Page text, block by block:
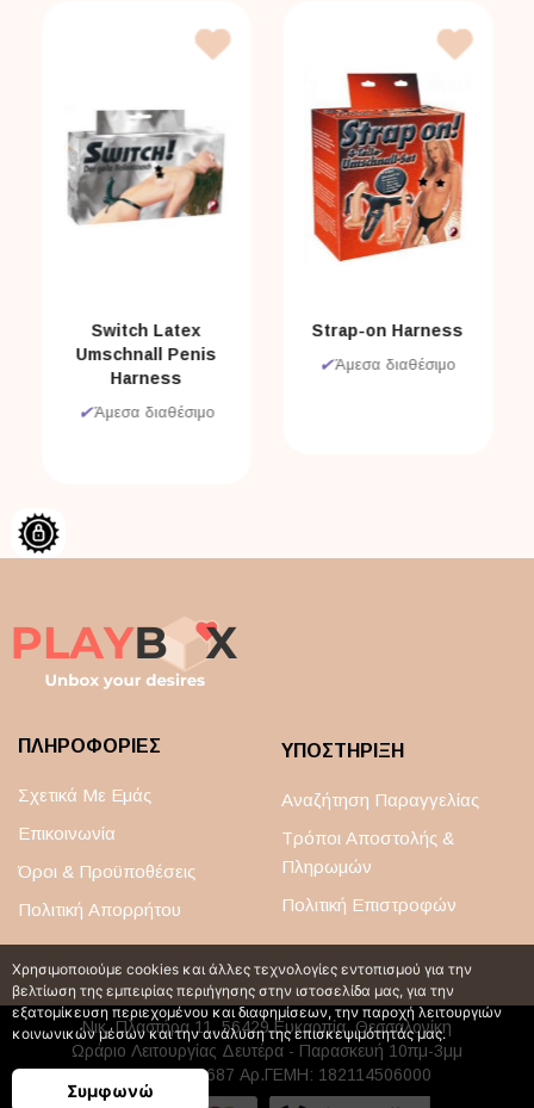
Χρησιμοποιούμε cookies και άλλες τεχνολογίες εντοπισμού για την
βελτίωση της εμπειρίας περιήγησης στην ιστοσελίδα μας, για την
εξατομίκευση περιεχομένου και διαφημίσεων, την παροχή λειτουργιών
κοινωνικών μέσων και την ανάλυση της επισκεψιμότητάς μας.
Συμφωνώ
Switch Latex
Umschnall Penis
Harness
✔Άμεσα διαθέσιμο
Strap-on Harness
✔Άμεσα διαθέσιμο
ΠΛΗΡΟΦΟΡΙΕΣ
Σχετικά Με Εμάς
Επικοινωνία
Όροι & Προϋποθέσεις
Πολιτική Απορρήτου
ΥΠΟΣΤΗΡΙΞΗ
Αναζήτηση Παραγγελίας
Τρόποι Αποστολής &
Πληρωμών
Πολιτική Επιστροφών
Νικ. Πλαστήρα 11, 56429 Ευκαρπία, Θεσσαλονίκη
Ωράριο Λειτουργίας Δευτέρα - Παρασκευή 10πμ-3μμ
ΑΦΜ: 117786687 Αρ.ΓΕΜΗ: 182114506000